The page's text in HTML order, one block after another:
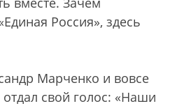
Россия», здесь
Марченко и вовсе
свой голос: «Наши